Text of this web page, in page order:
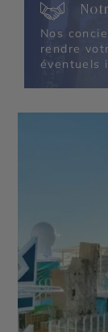
Nos
rendre
éventuels